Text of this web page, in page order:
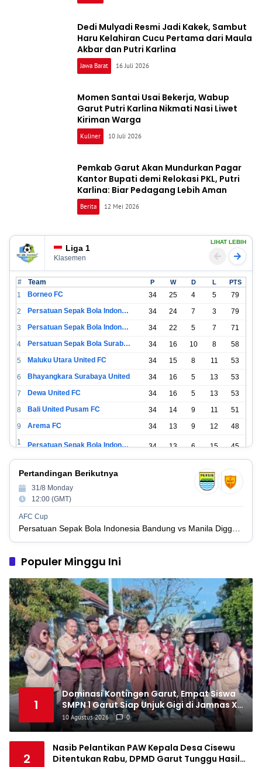
Dedi Mulyadi Resmi Jadi Kakek, Sambut
Haru Kelahiran Cucu Pertama dari Maula
Akbar dan Putri Karlina
Jawa Barat 16 Juli 2026
Momen Santai Usai Bekerja, Wabup
Garut Putri Karlina Nikmati Nasi Liwet
Kiriman Warga
Kuliner 10 Juli 2026
Pemkab Garut Akan Mundurkan Pagar
Kantor Bupati demi Relokasi PKL, Putri
Karlina: Biar Pedagang Lebih Aman
Berita 12 Mei 2026
Liga 1
Klasemen
LIHAT LEBIH
# Team P W D L PTS
1 Borneo FC 34 25 4 5
79
2
Persatuan Sepak Bola Indonesia Bandung 34 24 7 3
79
3
Persatuan Sepak Bola Indonesia Jakarta 34 22 5 7
71
4
Persatuan Sepak Bola Surabaya 34 16 10 8
58
5
Maluku Utara United FC 34 15 8 11
53
6
Bhayangkara Surabaya United 34 16 5 13
53
7
Dewa United FC 34 16 5 13
53
8
Bali United Pusam FC 34 14 9 11
51
9
Arema FC 34 13 9 12
48
1
Persatuan Sepak Bola Indonesia Tangerang 34 13 6 15 45
1
1
2
17
3
1
4
1
6
Persis Solo 34 8 10 34
1
7
Semen Padang FC 34 5 5 24 20
1
8
Persatuan Sepak Bola Biak Sekitarnya 34 4 6 24 18
Pertandingan Berikutnya
31/8 Monday
12:00 (GMT)
AFC Cup
Persatuan Sepak Bola Indonesia Bandung vs Manila Digger FC
Populer Minggu Ini
1
Dominasi Kontingen Garut, Empat Siswa
SMPN 1 Garut Siap Unjuk Gigi di Jamnas XII
Cibubur
10 Agustus 2026 0
2
Nasib Pelantikan PAW Kepala Desa Cisewu
Ditentukan Rabu, DPMD Garut Tunggu Hasil